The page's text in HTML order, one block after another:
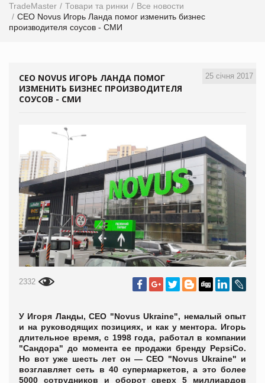
TradeMaster Товари та ринки
Все новости
СЕО Novus Игорь Ланда помог изменить бизнес
производителя соусов - СМИ
25 січня 2017
СЕО NOVUS ИГОРЬ ЛАНДА ПОМОГ
ИЗМЕНИТЬ БИЗНЕС ПРОИЗВОДИТЕЛЯ
СОУСОВ - СМИ
2332
У Игоря Ланды, СЕО "Novus Ukraine", немалый опыт
и на руководящих позициях, и как у ментора. Игорь
длительное время, с 1998 года, работал в компании
"Сандора" до момента ее продажи бренду PepsiCo.
Но вот уже шесть лет он — СЕО "Novus Ukraine" и
возглавляет сеть в 40 супермаркетов, а это более
5000 сотрудников и оборот сверх 5 миллиардов